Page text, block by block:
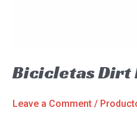
Bicicletas Dirt
Leave a Comment /